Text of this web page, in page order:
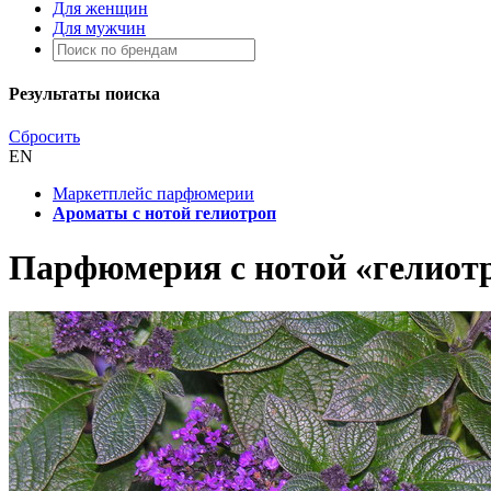
Для женщин
Для мужчин
Результаты поиска
Сбросить
EN
Маркетплейс парфюмерии
Ароматы с нотой гелиотроп
Парфюмерия с нотой